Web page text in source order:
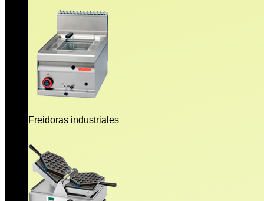
Freidoras industriales